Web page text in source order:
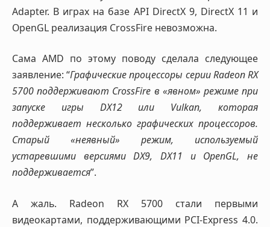
Adapter. В играх на базе API DirectX 9, DirectX 11 и
OpenGL реализация CrossFire невозможна.
Сама AMD по этому поводу сделала следующее
заявление: “Графические процессоры серии Radeon RX
5700 поддерживают CrossFire в «явном» режиме при
запуске игры DX12 или Vulkan, которая
поддерживает несколько графических процессоров.
Старый «неявный» режим, используемый
устаревшими версиями DX9, DX11 и OpenGL, не
поддерживается”.
А жаль. Radeon RX 5700 стали первыми
видеокартами, поддерживающими PCI-Express 4.0.